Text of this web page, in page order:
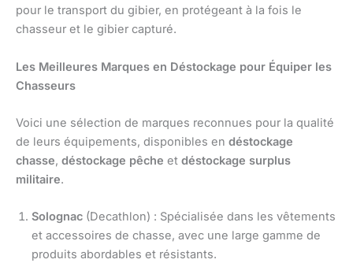
pour le transport du gibier, en protégeant à la fois le
chasseur et le gibier capturé.
Les Meilleures Marques en Déstockage pour Équiper les
Chasseurs
Voici une sélection de marques reconnues pour la qualité
de leurs équipements, disponibles en déstockage
chasse, déstockage pêche et déstockage surplus
militaire.
Solognac (Decathlon) : Spécialisée dans les vêtements
et accessoires de chasse, avec une large gamme de
produits abordables et résistants.